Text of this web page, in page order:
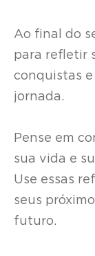
Ao final do
para refletir
conquistas
jornada.
Pense em
sua vida e
Use essas
seus
futuro.